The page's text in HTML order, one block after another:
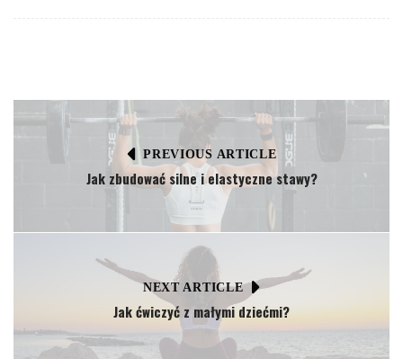
PREVIOUS ARTICLE
Jak zbudować silne i elastyczne stawy?
NEXT ARTICLE
Jak ćwiczyć z małymi dziećmi?